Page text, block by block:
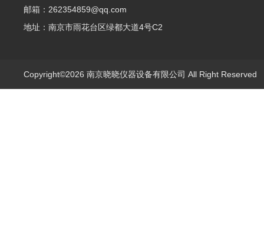
邮箱：262354859@qq.com
地址：南京市雨花台区绿都大道4号C2
Copyright©2026 南京晓晓仪器设备有限公司 All Right